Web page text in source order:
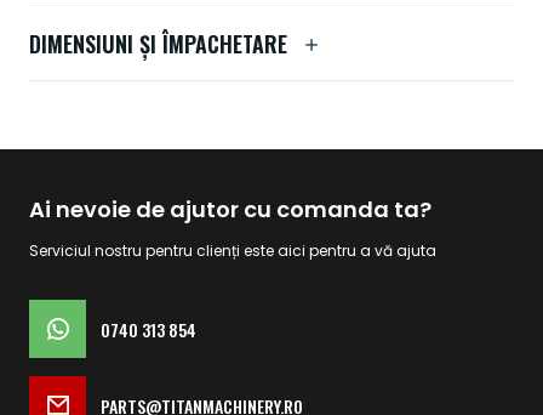
DIMENSIUNI ȘI ÎMPACHETARE
Ai nevoie de ajutor cu comanda ta?
Serviciul nostru pentru clienți este aici pentru a vă ajuta
0740 313 854
PARTS@TITANMACHINERY.RO